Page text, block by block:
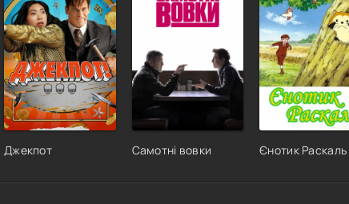
Джекпот Самотні вовки Єнотик Раскаль